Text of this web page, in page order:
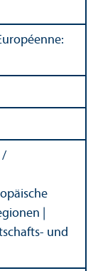
/
|
und